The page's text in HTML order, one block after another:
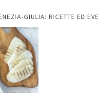
GIULIA: RICETTE ED